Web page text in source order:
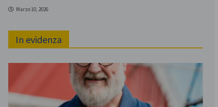
Marzo 10, 2026
In evidenza